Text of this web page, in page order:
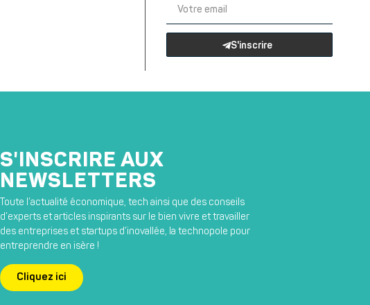
S'inscrire
S'INSCRIRE AUX
NEWSLETTERS
Toute l’actualité économique, tech ainsi que des conseils
d’experts et articles inspirants sur le bien vivre et travailler
des entreprises et startups d’inovallée, la technopole pour
entreprendre en isère !
Cliquez ici